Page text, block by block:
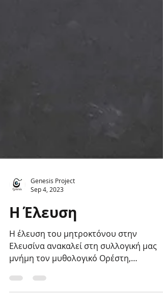
Genesis Project
Η Έλευση
Η έλευση του μητροκτόνου στην
Ελευσίνα ανακαλεί στη συλλογική μας
τοποθετώντας την πράξη της
μητροκτονίας...